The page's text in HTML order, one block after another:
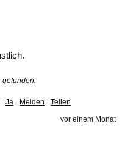
Ja Melden
Teilen
vor einem Monat